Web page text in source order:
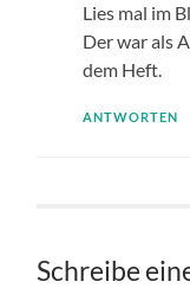
Lies mal im
Der war als
dem Heft.
ANTWORTEN
Schreibe